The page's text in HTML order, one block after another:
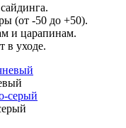
(от -50 до +50).
и царапинам.
в уходе.